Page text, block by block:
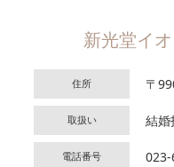
新光堂イ
住所 〒
取扱い 結婚
電話番号